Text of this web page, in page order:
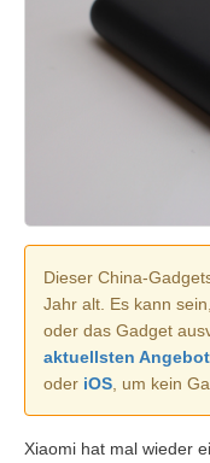
Dieser China-
Jahr alt. Es kann
oder das Gadget
aktuellsten
oder iOS , um kein
Xiaomi hat mal wieder